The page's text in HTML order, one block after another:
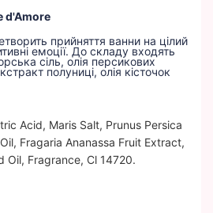
d'Amore
прийняття ванни на цілий
емоції. До складу входять
сіль, олія персикових
полуниці, олія кісточок
Acid, Maris Salt, Prunus Persica
Fragaria Ananassa Fruit Extract,
Oil, Fragrance, Cl 14720.